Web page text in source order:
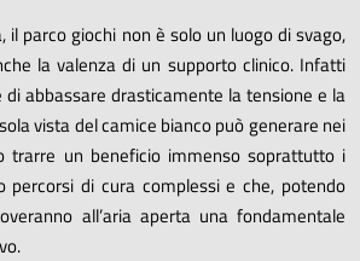
il parco giochi non è solo un luogo di svago,
la valenza di un supporto clinico. Infatti
di abbassare drasticamente la tensione e la
vista del camice bianco può generare nei
trarre un beneficio immenso soprattutto i
percorsi di cura complessi e che, potendo
all’aria aperta una fondamentale